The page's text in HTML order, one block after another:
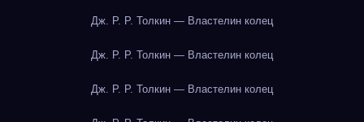
Дж. Р. Р. Толкин — Властелин колец
Дж. Р. Р. Толкин — Властелин колец
Дж. Р. Р. Толкин — Властелин колец